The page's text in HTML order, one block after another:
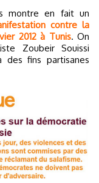
montre en fait un
contre la
2012 à Tunis. On
Zoubeir Souissi
des fins partisanes